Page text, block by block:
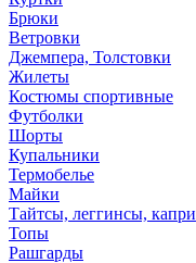
Брюки
Ветровки
Джемпера, Толстовки
Жилеты
Костюмы спортивные
Футболки
Шорты
Купальники
Термобелье
Майки
Тайтсы, леггинсы, капри
Топы
Рашгарды